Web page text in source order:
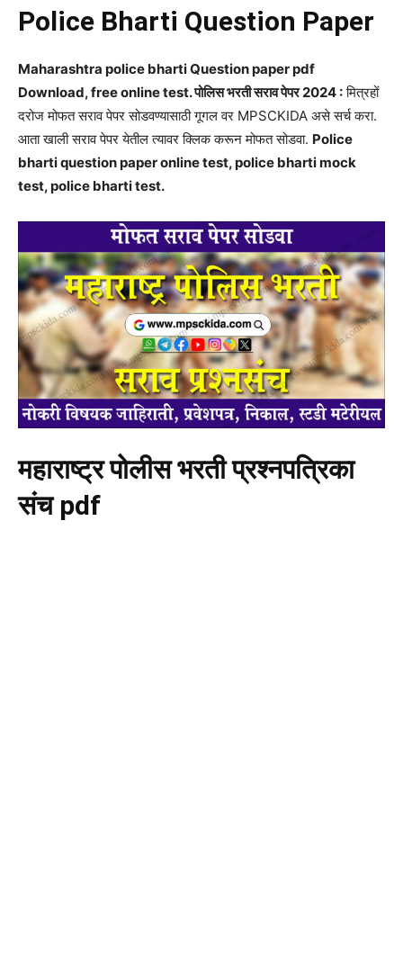
Police Bharti Question Paper
Maharashtra police bharti Question paper pdf
Download, free online test. पोलिस भरती सराव पेपर 2024 :मित्रहों
दरोज मोफत सराव पेपर सोडवण्यासाठी गूगल वर MPSCKIDA असे सर्च करा.
आता खाली सराव पेपर येतील त्यावर क्लिक करून मोफत सोडवा. Police
bharti question paper online test, police bharti mock
test, police bharti test.
महाराष्ट्र पोलीस भरती प्रश्नपत्रिका
संच pdf